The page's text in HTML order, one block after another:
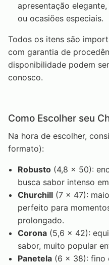
apresentação
ou ocasiões especiais.
Todos os itens são
com garantia de
disponibilidade podem
conosco.
Como Escolher seu
Na hora de escolher,
formato):
Robusto (4,8 x 50):
busca sabor intenso
Churchill (7 x 47):
perfeito para
prolongado.
Corona (5,6 x 42):
sabor, muito popular
Panetela (6 x 38): fino